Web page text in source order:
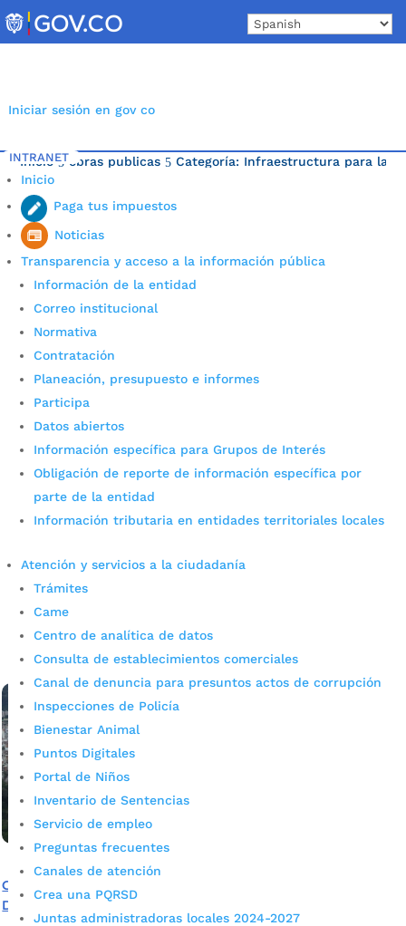
to
content
Iniciar sesión en gov co
INTRANET
Inicio
Paga tus impuestos
Noticias
Transparencia y acceso a la información pública
Información de la entidad
Correo institucional
Normativa
Contratación
Planeación, presupuesto e informes
Participa
Datos abiertos
Información específica para Grupos de Interés
Obligación de reporte de información específica por
parte de la entidad
Información tributaria en entidades territoriales locales
Atención y servicios a la ciudadanía
Trámites
Came
Centro de analítica de datos
Consulta de establecimientos comerciales
Canal de denuncia para presuntos actos de corrupción
Inspecciones de Policía
Bienestar Animal
Puntos Digitales
Portal de Niños
Inventario de Sentencias
Servicio de empleo
Preguntas frecuentes
Canales de atención
Crea una PQRSD
Juntas administradoras locales 2024-2027
Inicio 5 obras publicas 5 Categoría: Infraestructura para la
Última noticia.
Proyecto de pavimentación
poradmin_prensa| Jun 10, 2025|Noticias
Avanza con éxito las intervenciones viales en Real de
Minas y Ricaurte. Además, el proyecto de pavimentación
incluirá reductores de velocidad. Son 24 puntos
priorizados en las diferentes comunas de...
Conozca los seis proyectos estratégicos del Plan de
Desarrollo de Bucaramanga 2020 – 2023